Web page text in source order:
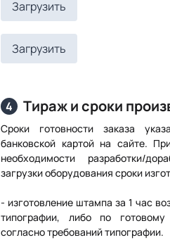
Загрузить
Загрузить
4 Тираж и сроки
Сроки готовности заказа
банковской картой на сайте.
необходимости разработки/
загрузки оборудования сроки
- изготовление штампа за 1 час
типографии, либо по
согласно требований типографии.